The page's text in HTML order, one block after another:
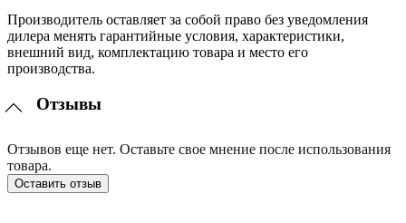
Производитель оставляет за собой право без уведомления
дилера менять гарантийные условия, характеристики,
внешний вид, комплектацию товара и место его
производства.
Отзывы
Отзывов еще нет. Оставьте свое мнение после использования
товара.
Оставить отзыв